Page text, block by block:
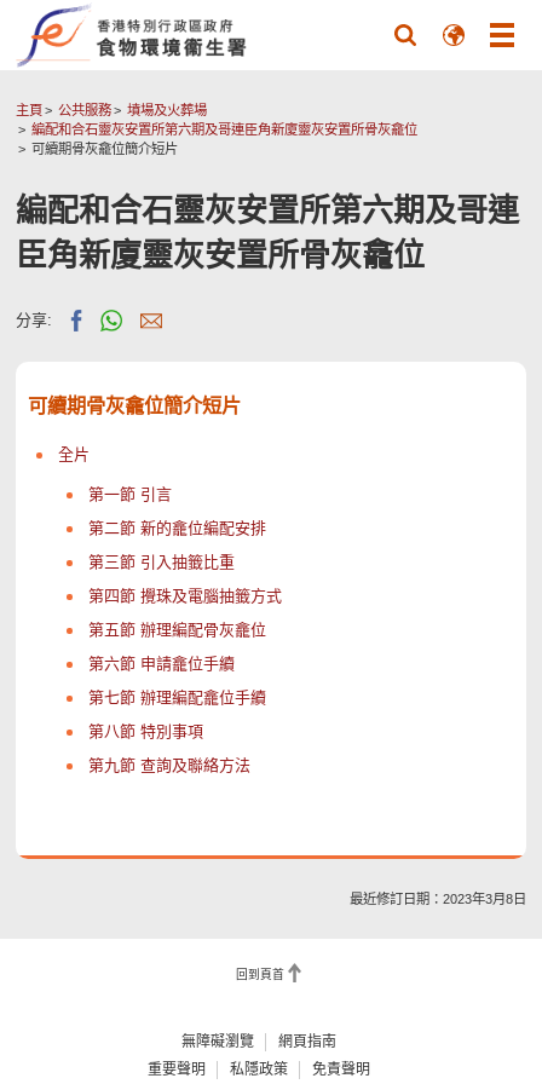
主頁 公共服務
墳場及火葬場
編配和合石靈灰安置所第六期及哥連臣角新廈靈灰安置所骨灰龕位
可續期骨灰龕位簡介短片
編配和合石靈灰安置所第六期及哥連
臣角新廈靈灰安置所骨灰龕位
分享:
可續期骨灰龕位簡介短片
全片
第一節 引言
第二節 新的龕位編配安排
第三節 引入抽籤比重
第四節 攪珠及電腦抽籤方式
第五節 辦理編配骨灰龕位
第六節 申請龕位手續
第七節 辦理編配龕位手續
第八節 特別事項
第九節 查詢及聯絡方法
最近修訂日期：2023年3月8日
回到頁首
無障礙瀏覽
網頁指南
重要聲明
私隱政策 免責聲明